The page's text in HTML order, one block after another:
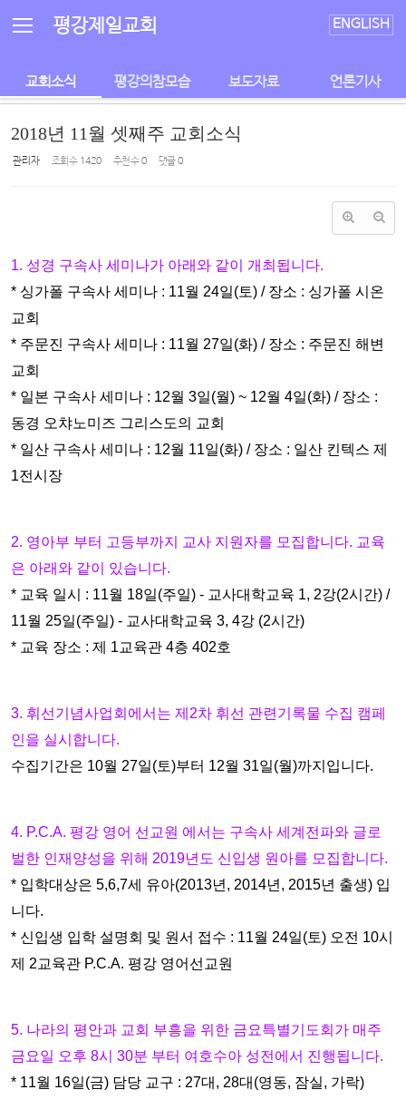
평강제일교회 ENGLISH
교회소식 평강의참모습 보도자료 언론기사
2018년 11월 셋째주 교회소식
관리자 조회 수 1420 추천 수0 댓글0
1. 성경 구속사 세미나가 아래와 같이 개최됩니다.
* 싱가폴 구속사 세미나 : 11월 24일(토) / 장소 : 싱가폴 시온
교회
* 주문진 구속사 세미나 : 11월 27일(화) / 장소 : 주문진 해변
교회
* 일본 구속사 세미나 : 12월 3일(월) ~ 12월 4일(화) / 장소 :
동경 오챠노미즈 그리스도의 교회
* 일산 구속사 세미나 : 12월 11일(화) / 장소 : 일산 킨텍스 제
1전시장
2. 영아부 부터 고등부까지 교사 지원자를 모집합니다. 교육
은 아래와 같이 있습니다.
* 교육 일시 : 11월 18일(주일) - 교사대학교육 1, 2강(2시간) /
11월 25일(주일) - 교사대학교육 3, 4강 (2시간)
* 교육 장소 : 제 1교육관 4층 402호
3. 휘선기념사업회에서는 제2차 휘선 관련기록물 수집 캠페
인을 실시합니다.
수집기간은 10월 27일(토)부터 12월 31일(월)까지입니다.
4. P.C.A. 평강 영어 선교원 에서는 구속사 세계전파와 글로
벌한 인재양성을 위해 2019년도 신입생 원아를 모집합니다.
* 입학대상은 5,6,7세 유아(2013년, 2014년, 2015년 출생) 입
니다.
* 신입생 입학 설명회 및 원서 접수 : 11월 24일(토) 오전 10시
제 2교육관 P.C.A. 평강 영어선교원
5. 나라의 평안과 교회 부흥을 위한 금요특별기도회가 매주
금요일 오후 8시 30분 부터 여호수아 성전에서 진행됩니다.
* 11월 16일(금) 담당 교구 : 27대, 28대(영동, 잠실, 가락)